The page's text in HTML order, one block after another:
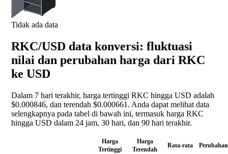
Tidak ada data
RKC/USD data konversi: fluktuasi
nilai dan perubahan harga dari RKC
ke USD
Dalam 7 hari terakhir, harga tertinggi RKC hingga USD adalah
$0.000846, dan terendah $0.000661. Anda dapat melihat data
selengkapnya pada tabel di bawah ini, termasuk harga RKC
hingga USD dalam 24 jam, 30 hari, dan 90 hari terakhir.
Harga
Tertinggi
Harga
Terendah
Rata-rata
Perubahan